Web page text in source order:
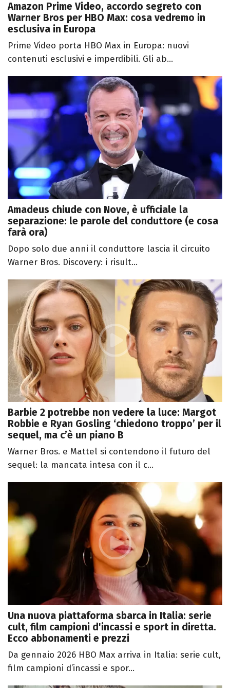
Amazon Prime Video, accordo segreto con
Warner Bros per HBO Max: cosa vedremo in
esclusiva in Europa
Prime Video porta HBO Max in Europa: nuovi
contenuti esclusivi e imperdibili. Gli ab...
Amadeus chiude con Nove, è ufficiale la
separazione: le parole del conduttore (e cosa
farà ora)
Dopo solo due anni il conduttore lascia il circuito
Warner Bros. Discovery: i risult...
Barbie 2 potrebbe non vedere la luce: Margot
Robbie e Ryan Gosling ‘chiedono troppo’ per il
sequel, ma c’è un piano B
Warner Bros. e Mattel si contendono il futuro del
sequel: la mancata intesa con il c...
Una nuova piattaforma sbarca in Italia: serie
cult, film campioni d'incassi e sport in diretta.
Ecco abbonamenti e prezzi
Da gennaio 2026 HBO Max arriva in Italia: serie cult,
film campioni d’incassi e spor...